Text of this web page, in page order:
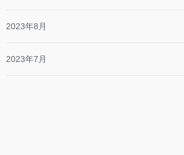
2023年8月
2023年7月